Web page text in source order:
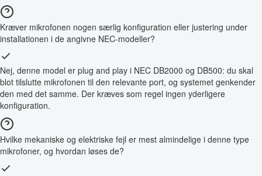
Kræver mikrofonen nogen særlig konfiguration eller justering under
installationen i de angivne NEC-modeller?
Nej, denne model er plug and play i NEC DB2000 og DB500: du skal
blot tilslutte mikrofonen til den relevante port, og systemet genkender
den med det samme. Der kræves som regel ingen yderligere
konfiguration.
Hvilke mekaniske og elektriske fejl er mest almindelige i denne type
mikrofoner, og hvordan løses de?